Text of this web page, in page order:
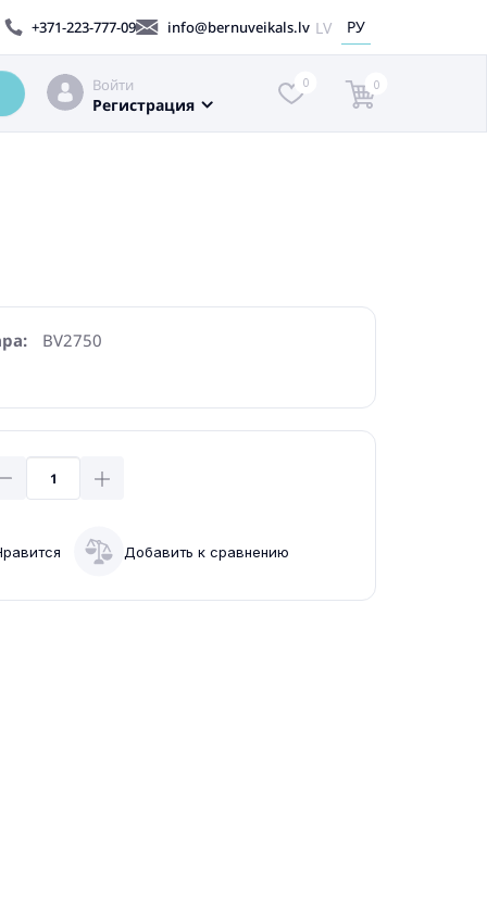
+371-223-777-09 info@bernuveikals.lv LV РУ
Войти
Регистрация
0 0
BV2750
Добавить к сравнению